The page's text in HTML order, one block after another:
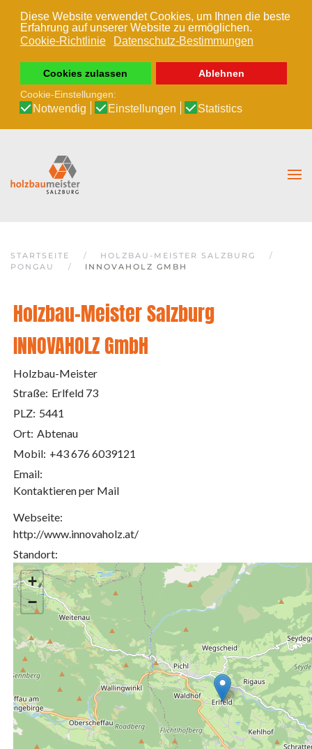
Diese Website verwendet Cookies, um Ihnen die beste
Erfahrung auf unserer Website zu ermöglichen.
Cookie-Richtlinie
Datenschutz-Bestimmungen
Cookies zulassen
Ablehnen
Cookie-Einstellungen:
Notwendig Einstellungen Statistics
Zum Hauptinhalt springen
STARTSEITE
HOLZBAU-MEISTER SALZBURG
PONGAU
INNOVAHOLZ GMBH
Holzbau-Meister Salzburg
INNOVAHOLZ GmbH
Holzbau-Meister
Straße: Erlfeld 73
PLZ: 5441
Ort: Abtenau
Mobil: +43 676 6039121
Email:
Kontaktieren per Mail
Webseite:
http://www.innovaholz.at/
Standort:
+
−